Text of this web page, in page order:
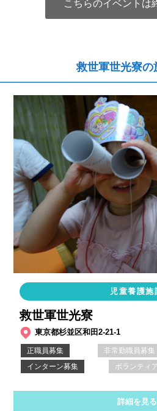
こちらのイベントは
救世軍世光寮の
児童養護施
救世軍世光寮
東京都杉並区和田2-21-1
正職員募集 非常勤職員募集
インターン募集
ボランティ
詳細を見る